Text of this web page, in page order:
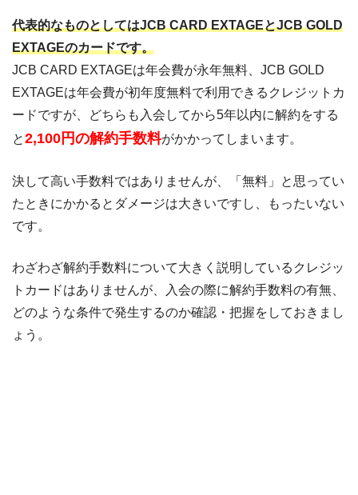
代表的なものとしてはJCB CARD EXTAGEとJCB GOLD
EXTAGEのカードです。
JCB CARD EXTAGEは年会費が永年無料、JCB GOLD
EXTAGEは年会費が初年度無料で利用できるクレジットカ
ードですが、どちらも入会してから5年以内に解約をする
と2,100円の解約手数料がかかってしまいます。
決して高い手数料ではありませんが、「無料」と思ってい
たときにかかるとダメージは大きいですし、もったいない
です。
わざわざ解約手数料について大きく説明しているクレジッ
トカードはありませんが、入会の際に解約手数料の有無、
どのような条件で発生するのか確認・把握をしておきまし
ょう。